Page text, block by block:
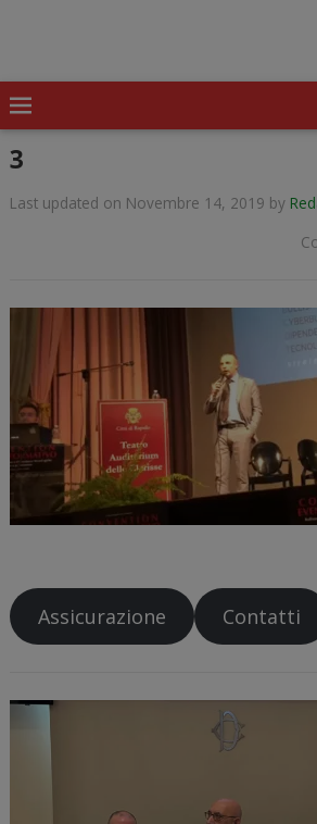
3
Last updated on Novembre 14, 2019 by
Assicurazione Contatti